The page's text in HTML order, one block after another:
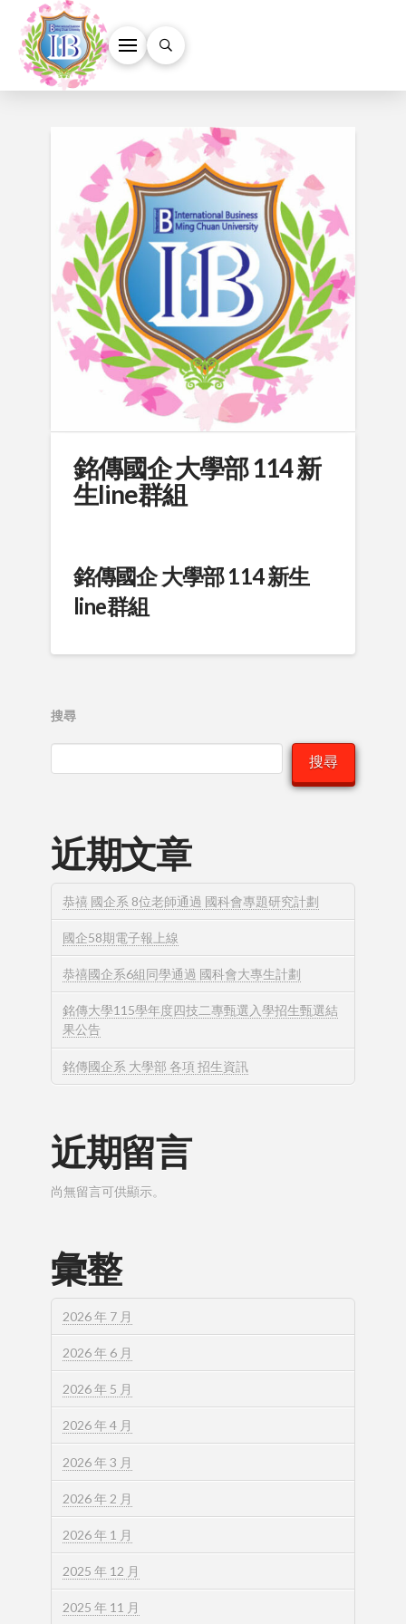
銘傳國企 大學部 114 新
生line群組
銘傳國企 大學部 114 新生
line群組
搜尋
搜尋
近期文章
恭禧 國企系 8位老師通過 國科會專題研究計劃
國企58期電子報上線
恭禧國企系6組同學通過 國科會大專生計劃
銘傳大學115學年度四技二專甄選入學招生甄選結
果公告
銘傳國企系 大學部 各項 招生資訊
近期留言
尚無留言可供顯示。
彙整
2026 年 7 月
2026 年 6 月
2026 年 5 月
2026 年 4 月
2026 年 3 月
2026 年 2 月
2026 年 1 月
2025 年 12 月
2025 年 11 月